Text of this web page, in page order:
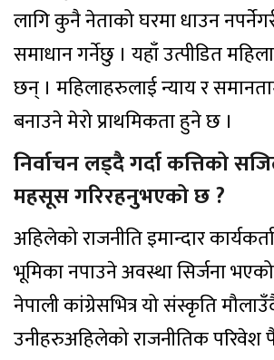
लागि कुनै नेताको घरमा धाउन
समाधान गर्नेछु । यहाँ उत्पीडित
छन् । महिलाहरुलाई न्याय र
बनाउने मेरो प्राथमिकता हुने छ ।
निर्वाचन लड्दै गर्दा कत्तिको
महसूस गरिरहनुभएको छ ?
अहिलेको राजनीति इमान्दार
भूमिका नपाउने अवस्था सिर्जना
नेपाली कांग्रेसभित्र यो संस्कृति
उनीहरुअहिलेको राजनीतिक परिवेश